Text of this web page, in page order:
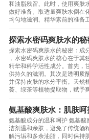
和油脂残留。此时，使用爽肤
做好准备。取适量爽肤水倒在
均匀地滋润。精华素前的准备
探索水密码爽肤水的
探索水密码爽肤水的秘密：成
，水密码爽肤水的核心在于
精华和科学活性成分。首先，
供持久的滋润。其次是透明质
并保持皮肤的水分平衡。天然
荟、绿茶等植物提取物，赋予
氨基酸爽肤水：肌肤
氨基酸成分的温和呵护 氨基
洁剂温和亲肤，避免了传统酒
解污垢和多余油脂，同时保持